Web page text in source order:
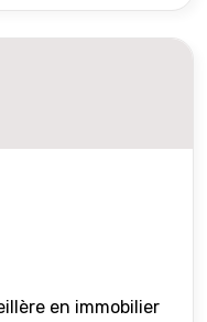
en immobilier